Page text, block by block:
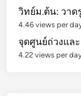
วิทย์ม.ต้น: วาด
4.46 views per
จุดศูนย์ถ่วงแล
4.22 views per